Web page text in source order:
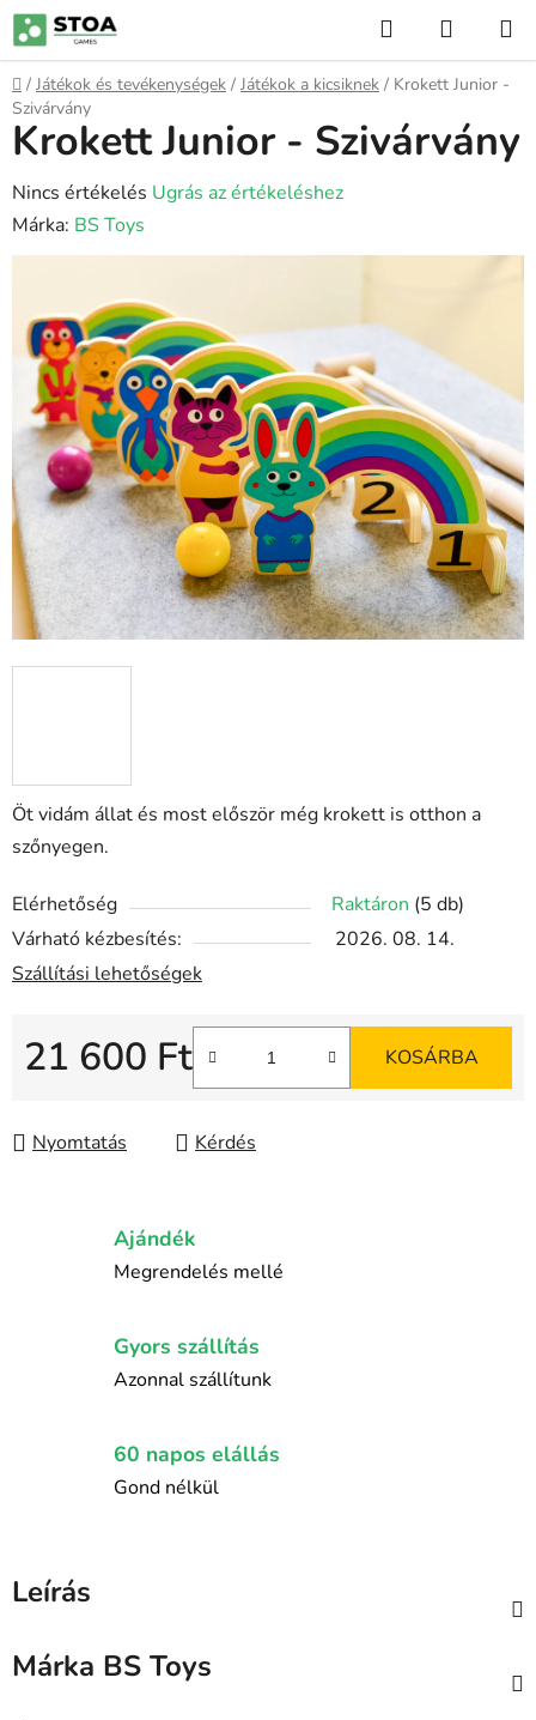
Ugrás
fő
tartalomhoz
KeresésKOSÁR
Kezdőlap
/ Játékok és tevékenységek / Játékok a kicsiknek / Krokett Junior -
Szivárvány
Öt vidám állat és most először még krokett is otthon a
szőnyegen.
Elérhetőség Raktáron (5 db)
Várható kézbesítés:
2026. 08. 14.
Szállítási lehetőségek
21 600 Ft KOSÁRBA
Nyomtatás Kérdés
Krokett Junior - Szivárvány
A
termék
átlagos
5-
ből
0,0
csillag.
Nincs értékelés Ugrás az értékeléshez
Márka: BS Toys
Ajándék
Megrendelés mellé
Gyors szállítás
Azonnal szállítunk
60 napos elállás
Gond nélkül
Leírás
Márka BS Toys